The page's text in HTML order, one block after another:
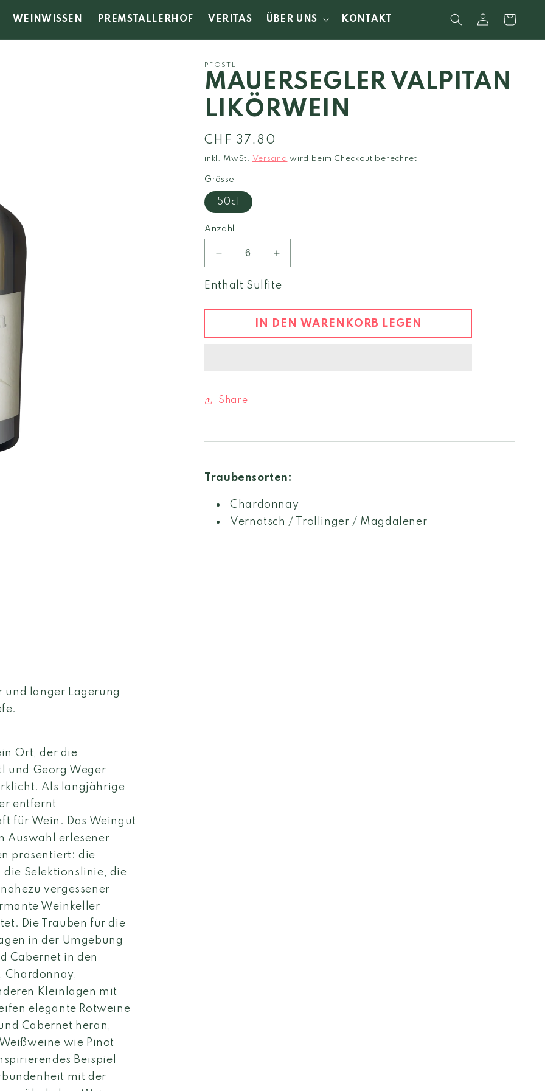
WEINWISSEN PREMSTALLERHOF VERITAS ÜBER UNS KONTAKT EinloggenWarenkorb
PFÖSTL
MAUERSEGLER VALPITAN
LIKÖRWEIN
Normaler
Preis
CHF 37.80
inkl. MwSt. Versand wird beim Checkout berechnet
Grösse
50cl
Anzahl
Verringere
die
Menge
Mauersegler
Valpitan
Likörwein
Erhöhe
die
Menge
Mauersegler
Valpitan
Likörwein
Enthält Sulfite
IN DEN WARENKORB LEGEN
Share
Traubensorten:
Chardonnay
Vernatsch / Trollinger / Magdalener
und langer Lagerung
Ort, der die
und Georg Weger
Als langjährige
entfernt
für Wein. Das Weingut
Auswahl erlesener
präsentiert: die
Selektionslinie, die
vergessener
Weinkeller
Die Trauben für die
in der Umgebung
Cabernet in den
Chardonnay,
Kleinlagen mit
elegante Rotweine
Cabernet heran,
wie Pinot
Beispiel
mit der